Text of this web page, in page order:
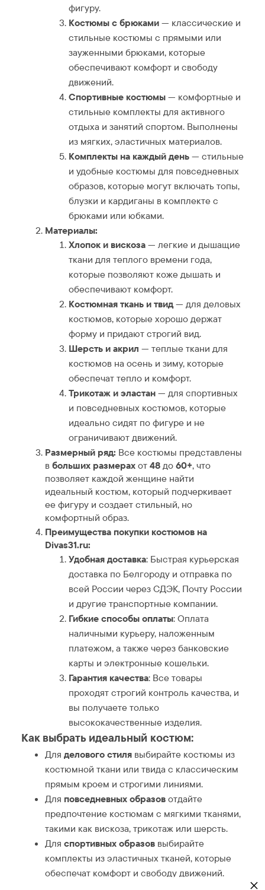
фигуру.
Костюмы с брюками— классические и
стильные костюмы с прямыми или
зауженными брюками, которые
обеспечивают комфорт и свободу
движений.
Спортивные костюмы— комфортные и
стильные комплекты для активного
отдыха и занятий спортом. Выполнены
из мягких, эластичных материалов.
Комплекты на каждый день— стильные
и удобные костюмы для повседневных
образов, которые могут включать топы,
блузки и кардиганы в комплекте с
брюками или юбками.
Материалы:
Хлопок и вискоза— легкие и дышащие
ткани для теплого времени года,
которые позволяют коже дышать и
обеспечивают комфорт.
Костюмная ткань и твид— для деловых
костюмов, которые хорошо держат
форму и придают строгий вид.
Шерсть и акрил — теплые ткани для
костюмов на осень и зиму, которые
обеспечат тепло и комфорт.
Трикотаж и эластан— для спортивных
и повседневных костюмов, которые
идеально сидят по фигуре и не
ограничивают движений.
Размерный ряд: Все костюмы представлены
вбольших размерахот48до60+, что
позволяет каждой женщине найти
идеальный костюм, который подчеркивает
ее фигуру и создает стильный, но
комфортный образ.
Преимущества покупки костюмов на
Divas31.ru:
Удобная доставка: Быстрая курьерская
доставка по Белгороду и отправка по
всей России через СДЭК, Почту России
и другие транспортные компании.
Гибкие способы оплаты: Оплата
наличными курьеру, наложенным
платежом, а также через банковские
карты и электронные кошельки.
Гарантия качества: Все товары
проходят строгий контроль качества, и
вы получаете только
высококачественные изделия.
Как выбрать идеальный костюм:
Для делового стиля выбирайте костюмы из
костюмной ткани или твида с классическим
прямым кроем и строгими линиями.
Для повседневных образовотдайте
предпочтение костюмам с мягкими тканями,
такими как вискоза, трикотаж или шерсть.
Для спортивных образов выбирайте
комплекты из эластичных тканей, которые
обеспечат комфорт и свободу движений.
×